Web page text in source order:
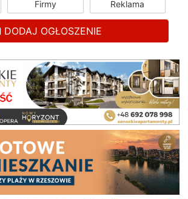
Firmy Reklama
DODAJ OGŁOSZENIE